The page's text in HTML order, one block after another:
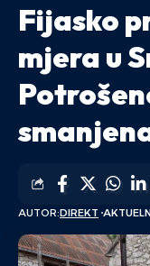
Fijasko
mjera u
AUTOR:DIREKT